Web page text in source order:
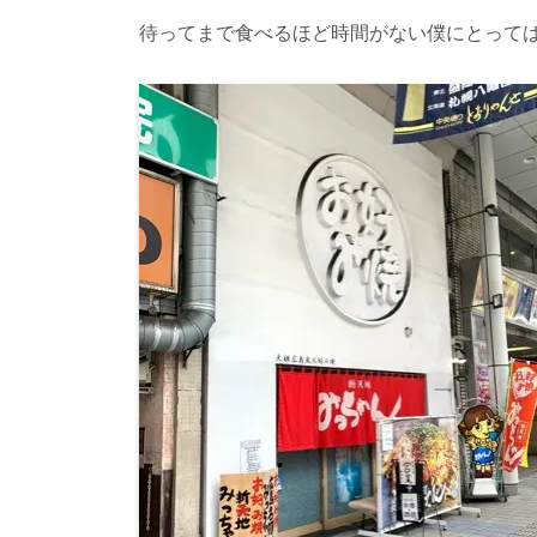
待ってまで食べるほど時間がない僕にとって